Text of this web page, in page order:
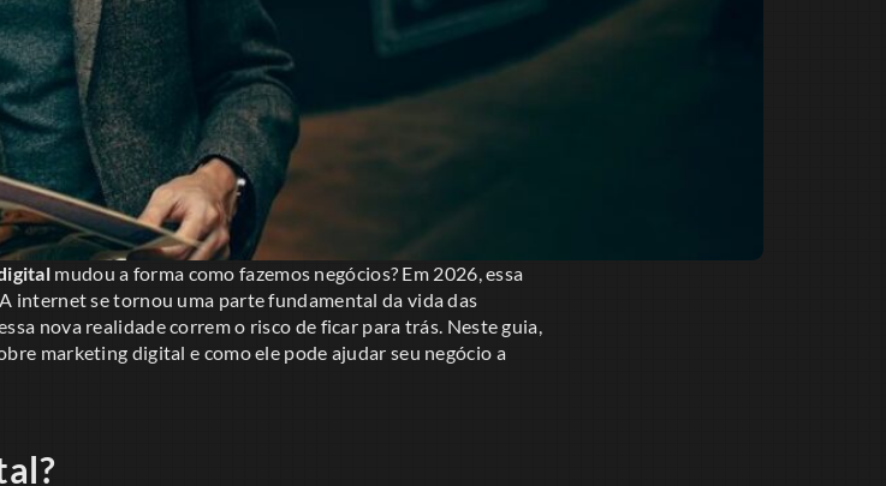
mudou a forma como fazemos negócios? Em 2026, essa
internet se tornou uma parte fundamental da vida das
nova realidade correm o risco de ficar para trás. Neste guia,
marketing digital e como ele pode ajudar seu negócio a